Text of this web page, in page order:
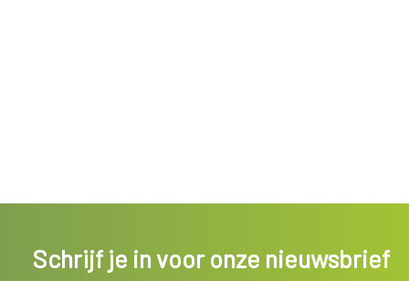
Schrijf je in voor onze nieuwsbrief